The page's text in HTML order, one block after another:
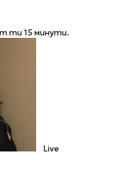
ти 15 минути.
Live